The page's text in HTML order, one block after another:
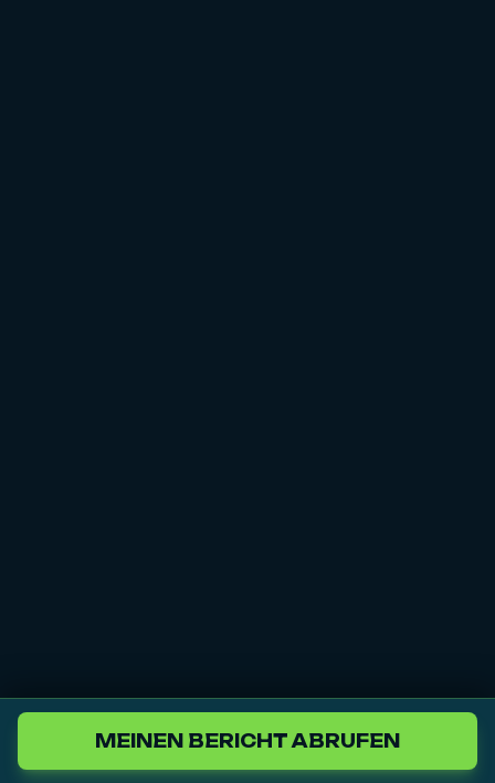
MEINEN BERICHT ABRUFEN